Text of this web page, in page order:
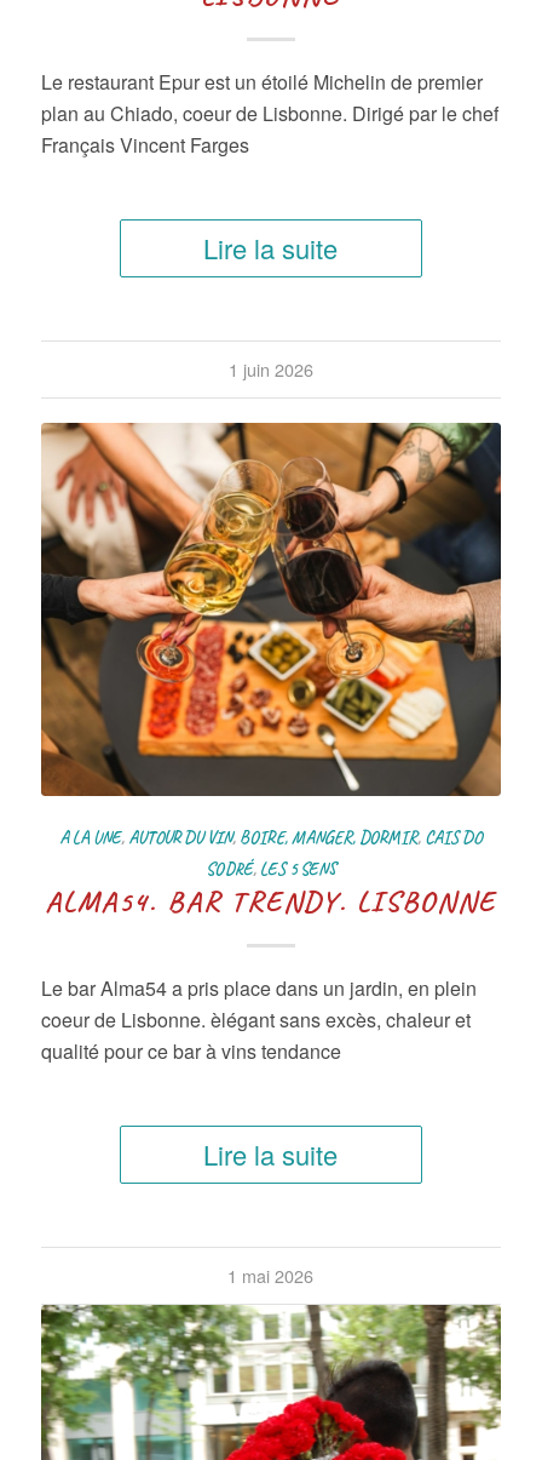
Le restaurant Epur est un étoilé Michelin de premier
plan au Chiado, coeur de Lisbonne. Dirigé par le chef
Français Vincent Farges
Lire la suite
1 juin 2026
A LA UNE, AUTOUR DU VIN, BOIRE, MANGER, DORMIR, CAIS DO
SODRÉ, LES 5 SENS
ALMA54. BAR TRENDY. LISBONNE
Le bar Alma54 a pris place dans un jardin, en plein
coeur de Lisbonne. èlégant sans excès, chaleur et
qualité pour ce bar à vins tendance
Lire la suite
1 mai 2026